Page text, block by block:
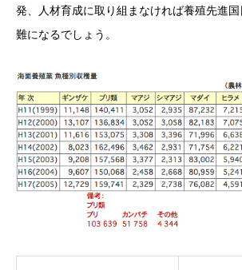
発、人材育成に取り組まなければ養殖先進
難になるでしょう。